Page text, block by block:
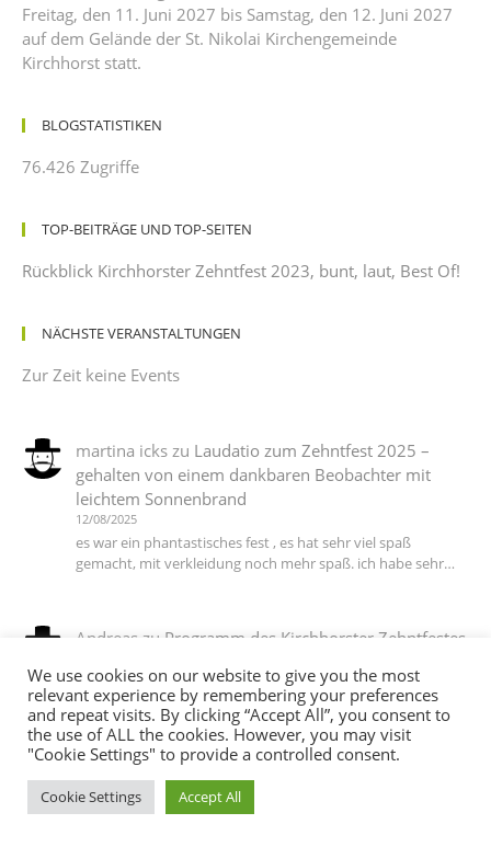
Freitag, den 11. Juni 2027 bis Samstag, den 12. Juni 2027
auf dem Gelände der St. Nikolai Kirchengemeinde
Kirchhorst statt.
BLOGSTATISTIKEN
76.426 Zugriffe
TOP-BEITRÄGE UND TOP-SEITEN
Rückblick Kirchhorster Zehntfest 2023, bunt, laut, Best Of!
NÄCHSTE VERANSTALTUNGEN
Zur Zeit keine Events
martina ickszu Laudatio zum Zehntfest 2025 –
gehalten von einem dankbaren Beobachter mit
leichtem Sonnenbrand
12/08/2025
es war ein phantastisches fest , es hat sehr viel spaß
gemacht, mit verkleidung noch mehr spaß. ich habe sehr…
Andreas zu Programm des Kirchhorster Zehntfestes
06/07/2025
DJ T Ein Dank an alle die dieses wieder möglich gemacht
haben :-))
martina icks zuDas Motto steht, die Planungen
We use cookies on our website to give you the most
relevant experience by remembering your preferences
and repeat visits. By clicking “Accept All”, you consent to
the use of ALL the cookies. However, you may visit
"Cookie Settings" to provide a controlled consent.
Cookie Settings Accept All